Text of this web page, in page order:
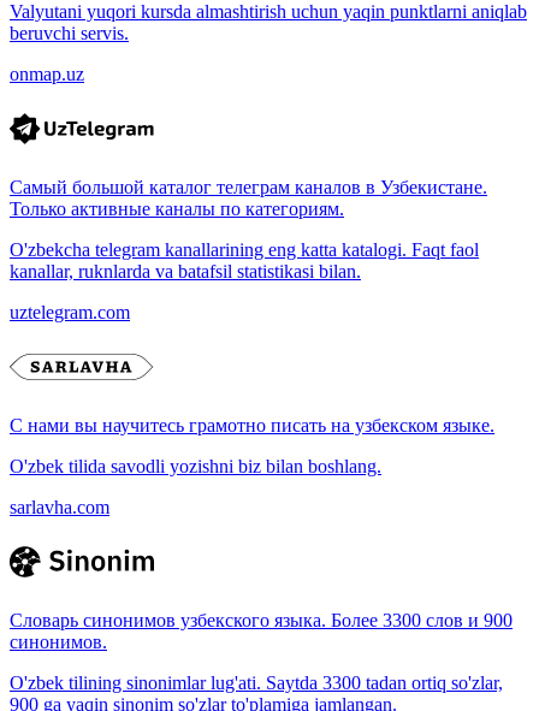
Valyutani yuqori kursda almashtirish uchun yaqin punktlarni aniqlab
beruvchi servis.
onmap.uz
Самый большой каталог телеграм каналов в Узбекистане.
Только активные каналы по категориям.
O'zbekcha telegram kanallarining eng katta katalogi. Faqt faol
kanallar, ruknlarda va batafsil statistikasi bilan.
uztelegram.com
С нами вы научитесь грамотно писать на узбекском языке.
O'zbek tilida savodli yozishni biz bilan boshlang.
sarlavha.com
Словарь синонимов узбекского языка. Более 3300 слов и 900
синонимов.
O'zbek tilining sinonimlar lug'ati. Saytda 3300 tadan ortiq so'zlar,
900 ga yaqin sinonim so'zlar to'plamiga jamlangan.